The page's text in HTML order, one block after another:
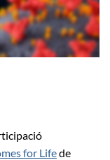
for Lifede